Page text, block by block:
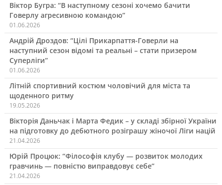
Віктор Бугра: “В наступному сезоні хочемо бачити
Говерлу агресивною командою”
01.06.2026
Андрій Дроздов: “Цілі Прикарпаття-Говерли на
наступний сезон відомі та реальні – стати призером
Суперліги”
01.06.2026
Літній спортивний костюм чоловічий для міста та
щоденного ритму
19.05.2026
Вікторія Даньчак і Марта Федик – у складі збірної України
на підготовку до дебютного розіграшу жіночої Ліги націй
21.04.2026
Юрій Процюк: “Філософія клубу — розвиток молодих
гравчинь — повністю виправдовує себе”
21.04.2026